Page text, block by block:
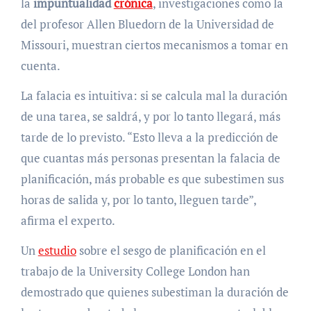
del profesor Allen Bluedorn de la Universidad de
Missouri, muestran ciertos mecanismos a tomar en
cuenta.
La falacia es intuitiva: si se calcula mal la duración
de una tarea, se saldrá, y por lo tanto llegará, más
tarde de lo previsto. “Esto lleva a la predicción de
que cuantas más personas presentan la falacia de
planificación, más probable es que subestimen sus
horas de salida y, por lo tanto, lleguen tarde”,
afirma el experto.
Unestudiosobre el sesgo de planificación en el
trabajo de la University College London han
demostrado que quienes subestiman la duración de